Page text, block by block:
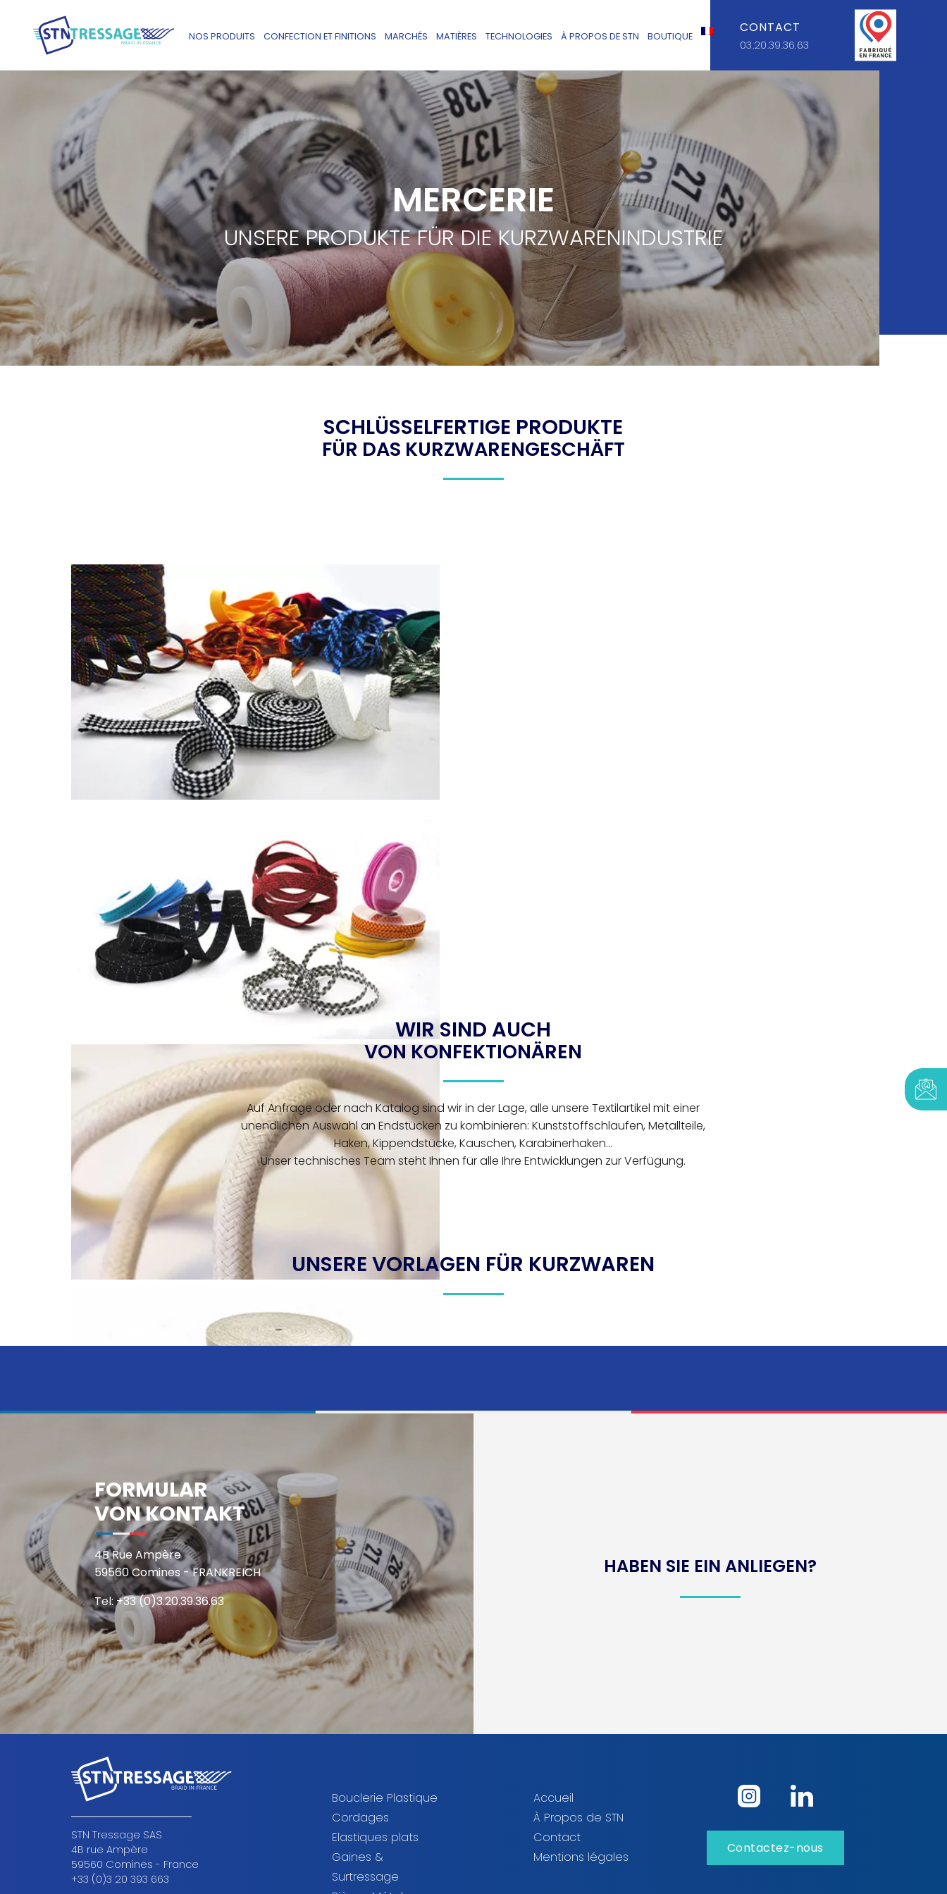
NOS PRODUITS CONFECTION ET FINITIONS MARCHÉS MATIÈRES TECHNOLOGIES À PROPOS DE STN BOUTIQUE
CONTACT
03.20.39.36.63
MERCERIE
UNSERE PRODUKTE FÜR DIE KURZWARENINDUSTRIE
SCHLÜSSELFERTIGE PRODUKTE
FÜR DAS KURZWARENGESCHÄFT
WIR SIND AUCH
VON KONFEKTIONÄREN
Auf Anfrage oder nach Katalog sind wir in der Lage, alle unsere Textilartikel mit einer
unendlichen Auswahl an Endstücken zu kombinieren: Kunststoffschlaufen, Metallteile,
Haken, Kippendstücke, Kauschen, Karabinerhaken...
Unser technisches Team steht Ihnen für alle Ihre Entwicklungen zur Verfügung.
UNSERE VORLAGEN FÜR KURZWAREN
FORMULAR
VON KONTAKT
4B Rue Ampère
59560 Comines - FRANKREICH
Tel: +33 (0)3.20.39.36.63
HABEN SIE EIN ANLIEGEN?
STN Tressage SAS
4B rue Ampère
59560 Comines - France
+33 (0)3 20 393 663
Bouclerie Plastique
Cordages
Elastiques plats
Gaines &
Surtressage
Accueil
À Propos de STN
Contact
Mentions légales
Contactez-nous